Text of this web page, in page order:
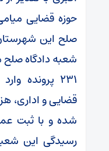
حوزه قضایی
شعبه دادگاه
۲۳۱ پرونده